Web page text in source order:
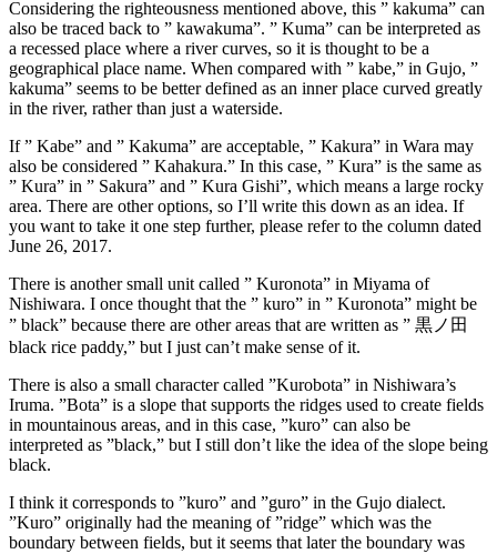
Considering the righteousness mentioned above, this ” kakuma” can
also be traced back to ” kawakuma”. ” Kuma” can be interpreted as
a recessed place where a river curves, so it is thought to be a
geographical place name. When compared with ” kabe,” in Gujo, ”
kakuma” seems to be better defined as an inner place curved greatly
in the river, rather than just a waterside.
If ” Kabe” and ” Kakuma” are acceptable, ” Kakura” in Wara may
also be considered ” Kahakura.” In this case, ” Kura” is the same as
” Kura” in ” Sakura” and ” Kura Gishi”, which means a large rocky
area. There are other options, so I’ll write this down as an idea. If
you want to take it one step further, please refer to the column dated
June 26, 2017.
There is another small unit called ” Kuronota” in Miyama of
Nishiwara. I once thought that the ” kuro” in ” Kuronota” might be
” black” because there are other areas that are written as ” 黒ノ田
black rice paddy,” but I just can’t make sense of it.
There is also a small character called ”Kurobota” in Nishiwara’s
Iruma. ”Bota” is a slope that supports the ridges used to create fields
in mountainous areas, and in this case, ”kuro” can also be
interpreted as ”black,” but I still don’t like the idea of ​​the slope being
black.
I think it corresponds to ”kuro” and ”guro” in the Gujo dialect.
”Kuro” originally had the meaning of ”ridge” which was the
boundary between fields, but it seems that later the boundary was